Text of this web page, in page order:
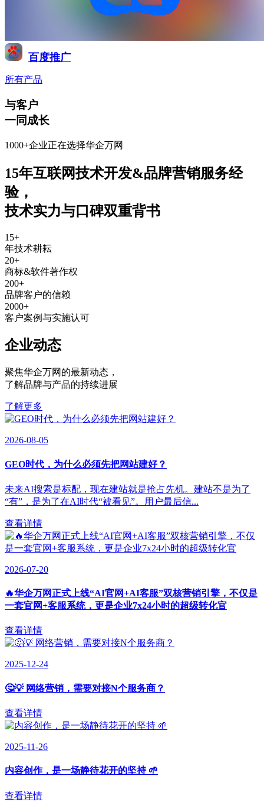
百度推广
所有产品
与客户
一同成长
1000+企业正在选择华企万网
15年互联网技术开发&品牌营销服务经
验，
技术实力与口碑双重背书
15+
年技术耕耘
20+
商标&软件著作权
200+
品牌客户的信赖
2000+
客户案例与实施认可
企业动态
聚焦华企万网的最新动态 ，
了解品牌与产品的持续进展
了解更多
2026-08-05
GEO时代，为什么必须先把网站建好？
未来AI搜索是标配，现在建站就是抢占先机。建站不是为了
“有”，是为了在AI时代“被看见”。用户最后信...
查看详情
2026-07-20
🔥华企万网正式上线“AI官网+AI客服”双核营销引擎，不仅是
一套官网+客服系统，更是企业7x24小时的超级转化官
查看详情
2025-12-24
🤔💡 网络营销，需要对接N个服务商？
查看详情
2025-11-26
内容创作，是一场静待花开的坚持 🌱
查看详情